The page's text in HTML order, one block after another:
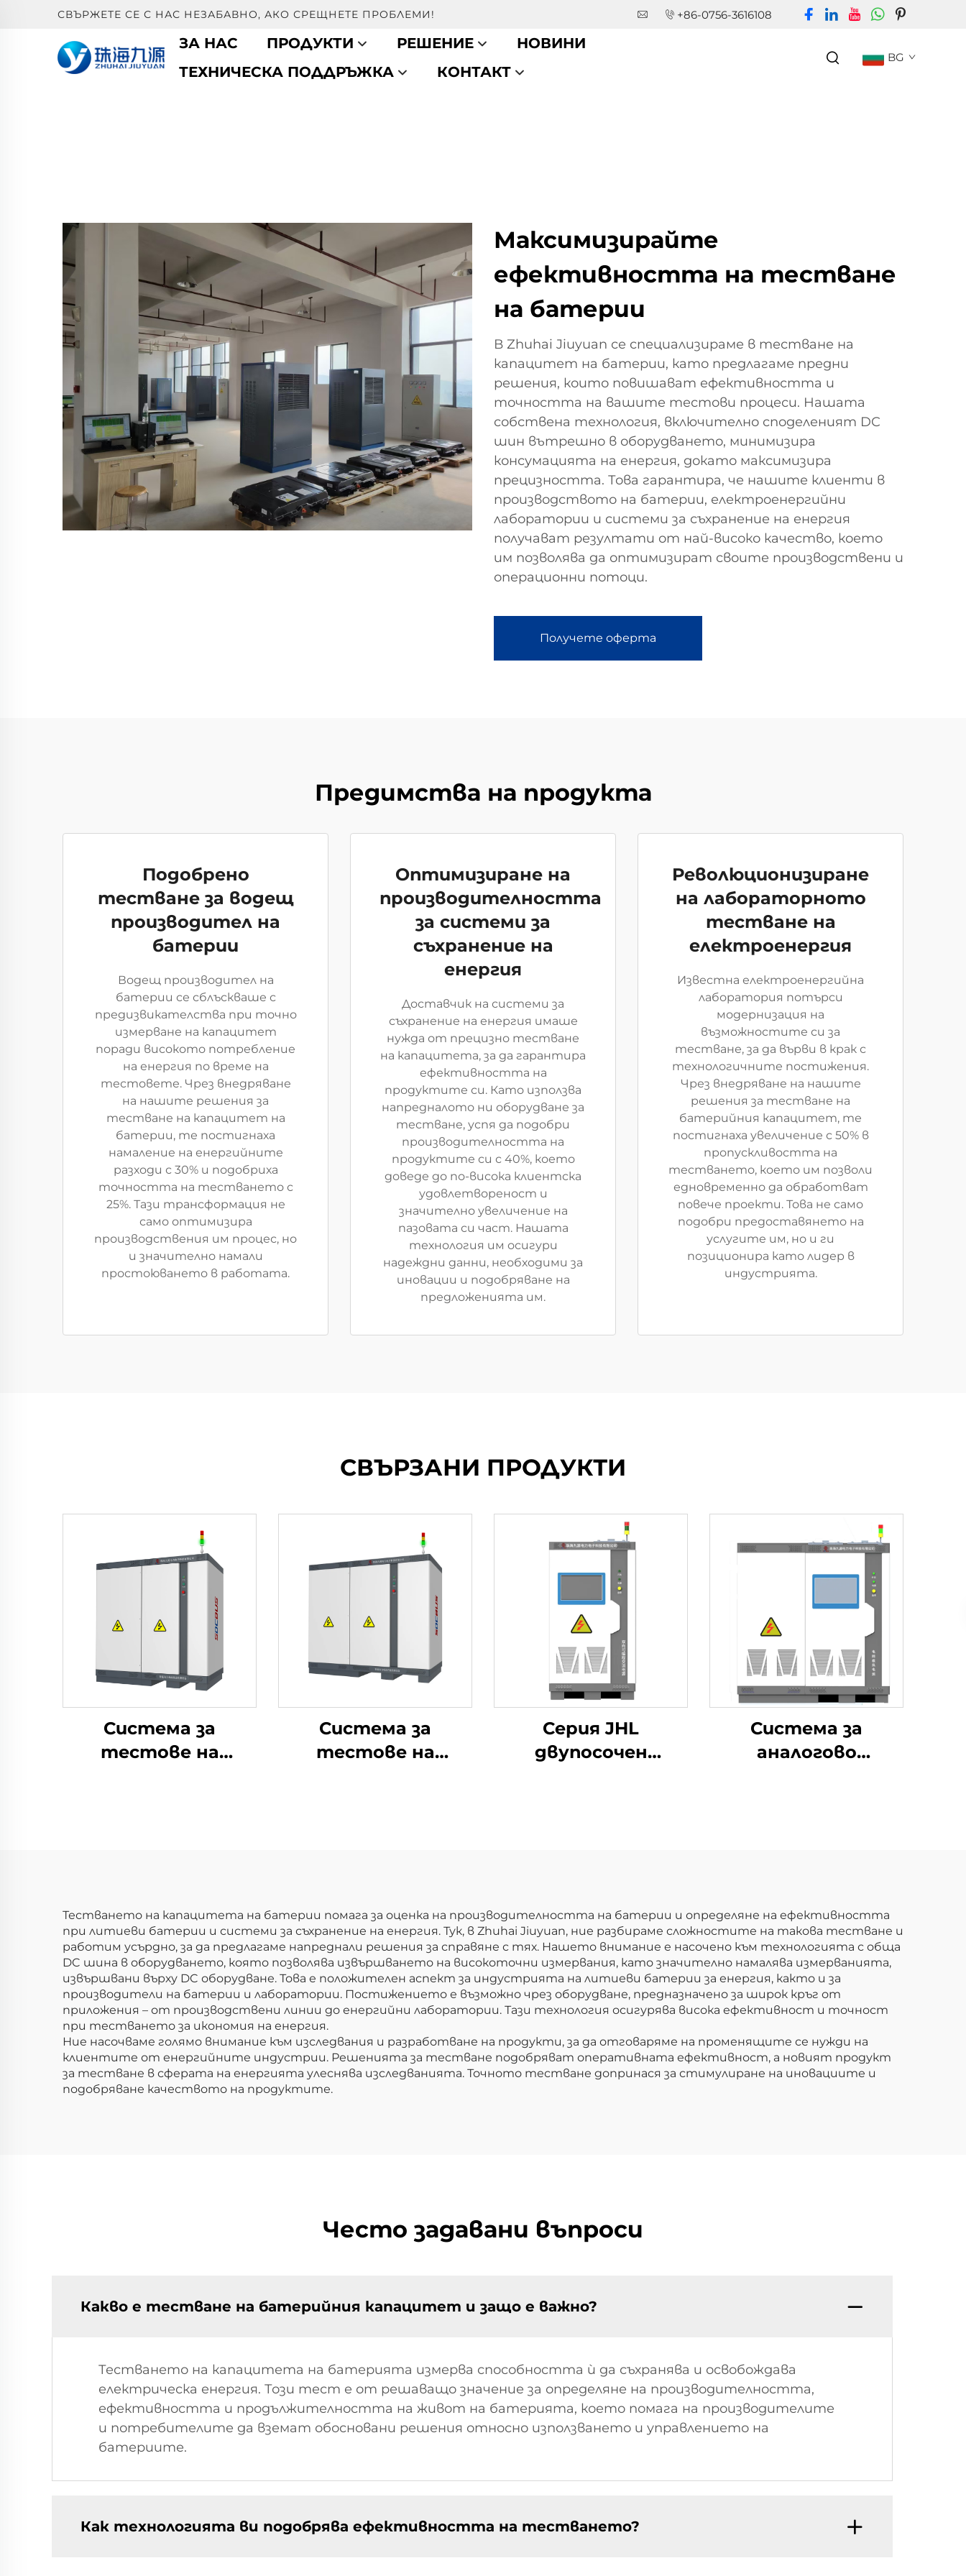
СВЪРЖЕТЕ СЕ С НАС НЕЗАБАВНО, АКО СРЕЩНЕТЕ ПРОБЛЕМИ! +86-0756-3616108
ЗА НАС ПРОДУКТИ РЕШЕНИЕ
НОВИНИ
ТЕХНИЧЕСКА ПОДДРЪЖКА
КОНТАКТ
BG
Максимизирайте
ефективността на тестване
на батерии
В Zhuhai Jiuyuan се специализираме в тестване на
капацитет на батерии, като предлагаме предни
решения, които повишават ефективността и
точността на вашите тестови процеси. Нашата
собствена технология, включително споделеният DC
шин вътрешно в оборудването, минимизира
консумацията на енергия, докато максимизира
прецизността. Това гарантира, че нашите клиенти в
производството на батерии, електроенергийни
лаборатории и системи за съхранение на енергия
получават резултати от най-високо качество, което
им позволява да оптимизират своите производствени и
операционни потоци.
Получете оферта
Предимства на продукта
Подобрено
тестване за водещ
производител на
батерии
Водещ производител на
батерии се сблъскваше с
предизвикателства при точно
измерване на капацитет
поради високото потребление
на енергия по време на
тестовете. Чрез внедряване
на нашите решения за
тестване на капацитет на
батерии, те постигнаха
намаление на енергийните
разходи с 30% и подобриха
точността на тестването с
25%. Тази трансформация не
само оптимизира
производствения им процес, но
и значително намали
простоюването в работата.
Оптимизиране на
производителността
за системи за
съхранение на
енергия
Доставчик на системи за
съхранение на енергия имаше
нужда от прецизно тестване
на капацитета, за да гарантира
ефективността на
продуктите си. Като използва
напредналото ни оборудване за
тестване, успя да подобри
производителността на
продуктите си с 40%, което
доведе до по-висока клиентска
удовлетвореност и
значително увеличение на
пазовата си част. Нашата
технология им осигури
надеждни данни, необходими за
иновации и подобряване на
предложенията им.
Революционизиране
на лабораторното
тестване на
електроенергия
Известна електроенергийна
лаборатория потърси
модернизация на
възможностите си за
тестване, за да върви в крак с
технологичните постижения.
Чрез внедряване на нашите
решения за тестване на
батерийния капацитет, те
постигнаха увеличение с 50% в
пропускливостта на
тестването, което им позволи
едновременно да обработват
повече проекти. Това не само
подобри предоставянето на
услугите им, но и ги
позиционира като лидер в
индустрията.
СВЪРЗАНИ ПРОДУКТИ
Система за
тестове на
Система за
тестове на
Серия JHL
двупосочен
Система за
аналогово
Тестването на капацитета на батерии помага за оценка на производителността на батерии и определяне на ефективността
при литиеви батерии и системи за съхранение на енергия. Тук, в Zhuhai Jiuyuan, ние разбираме сложностите на такова тестване и
работим усърдно, за да предлагаме напреднали решения за справяне с тях. Нашето внимание е насочено към технологията с обща
DC шина в оборудването, която позволява извършването на високоточни измервания, като значително намалява измерванията,
извършвани върху DC оборудване. Това е положителен аспект за индустрията на литиеви батерии за енергия, както и за
производители на батерии и лаборатории. Постижението е възможно чрез оборудване, предназначено за широк кръг от
приложения – от производствени линии до енергийни лаборатории. Тази технология осигурява висока ефективност и точност
при тестването за икономия на енергия.
Ние насочваме голямо внимание към изследвания и разработване на продукти, за да отговаряме на променящите се нужди на
клиентите от енергийните индустрии. Решенията за тестване подобряват оперативната ефективност, а новият продукт
за тестване в сферата на енергията улеснява изследванията. Точното тестване допринася за стимулиране на иновациите и
подобряване качеството на продуктите.
Често задавани въпроси
Какво е тестване на батерийния капацитет и защо е важно?
Тестването на капацитета на батерията измерва способността ѝ да съхранява и освобождава
електрическа енергия. Този тест е от решаващо значение за определяне на производителността,
ефективността и продължителността на живот на батерията, което помага на производителите
и потребителите да вземат обосновани решения относно използването и управлението на
батериите.
Как технологията ви подобрява ефективността на тестването?